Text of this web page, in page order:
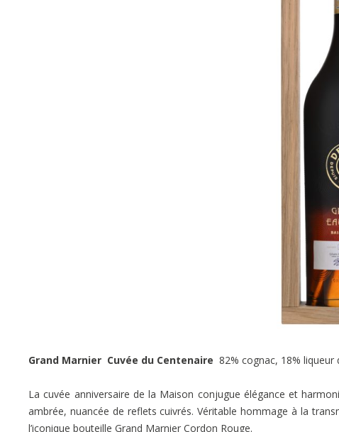
Grand Marnier Cuvée du Centenaire 82% cognac, 18% liqueur
La cuvée anniversaire de la Maison conjugue élégance et
ambrée, nuancée de reflets cuivrés. Véritable hommage à la
l’iconique bouteille Grand Marnier Cordon Rouge.